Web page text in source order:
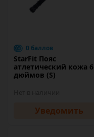
0 баллов
StarFit Пояс
атлетический кожа 6
дюймов (S)
Уведомить